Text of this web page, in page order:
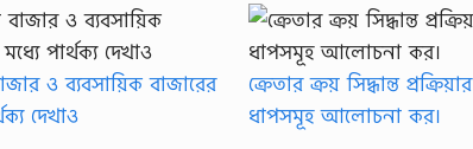
ও ব্যবসায়িক বাজারের
দেখাও
ক্রেতার ক্রয় সিদ্ধান্ত প্রক্রিয়ার
ধাপসমূহ আলোচনা কর।